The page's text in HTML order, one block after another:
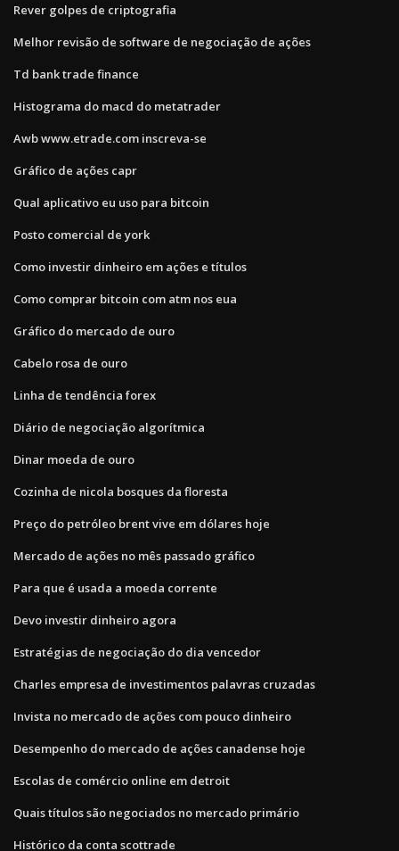
Rever golpes de criptografia
Melhor revisão de software de negociação de ações
Td bank trade finance
Histograma do macd do metatrader
Awb www.etrade.com inscreva-se
Gráfico de ações capr
Qual aplicativo eu uso para bitcoin
Posto comercial de york
Como investir dinheiro em ações e títulos
Como comprar bitcoin com atm nos eua
Gráfico do mercado de ouro
Cabelo rosa de ouro
Linha de tendência forex
Diário de negociação algorítmica
Dinar moeda de ouro
Cozinha de nicola bosques da floresta
Preço do petróleo brent vive em dólares hoje
Mercado de ações no mês passado gráfico
Para que é usada a moeda corrente
Devo investir dinheiro agora
Estratégias de negociação do dia vencedor
Charles empresa de investimentos palavras cruzadas
Invista no mercado de ações com pouco dinheiro
Desempenho do mercado de ações canadense hoje
Escolas de comércio online em detroit
Quais títulos são negociados no mercado primário
Histórico da conta scottrade